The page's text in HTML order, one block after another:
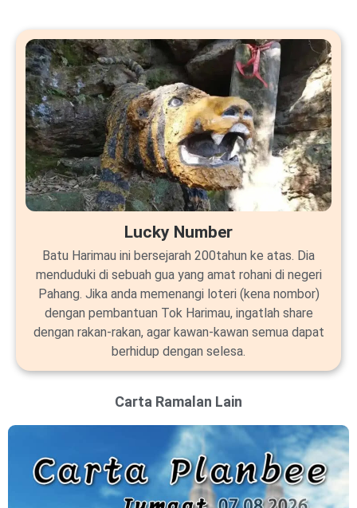
Lucky Number
Batu Harimau ini bersejarah 200tahun ke atas. Dia
menduduki di sebuah gua yang amat rohani di negeri
Pahang. Jika anda memenangi loteri (kena nombor)
dengan pembantuan Tok Harimau, ingatlah share
dengan rakan-rakan, agar kawan-kawan semua dapat
berhidup dengan selesa.
Carta Ramalan Lain